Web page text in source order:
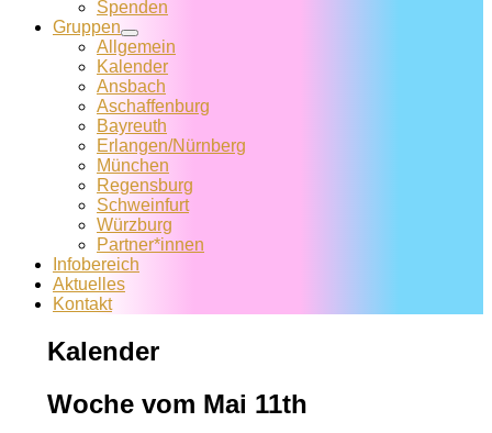
Spenden
Gruppen
Allgemein
Kalender
Ansbach
Aschaffenburg
Bayreuth
Erlangen/Nürnberg
München
Regensburg
Schweinfurt
Würzburg
Partner*innen
Infobereich
Aktuelles
Kontakt
Kalender
Woche vom Mai 11th